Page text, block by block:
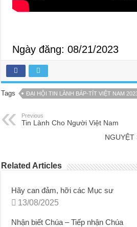
Ngày đăng: 08/21/2023
Tags ĐẠI HỘI TIN LÀNH BÁP-TÍT VIỆT NAM
Previous
Tin Lành Cho Người Việt Nam
NGUYỆT
Related Articles
Hãy can đảm, hỡi các Mục sư
13/08/2025
Nhận biết Chúa – Tiếp nhận Chúa